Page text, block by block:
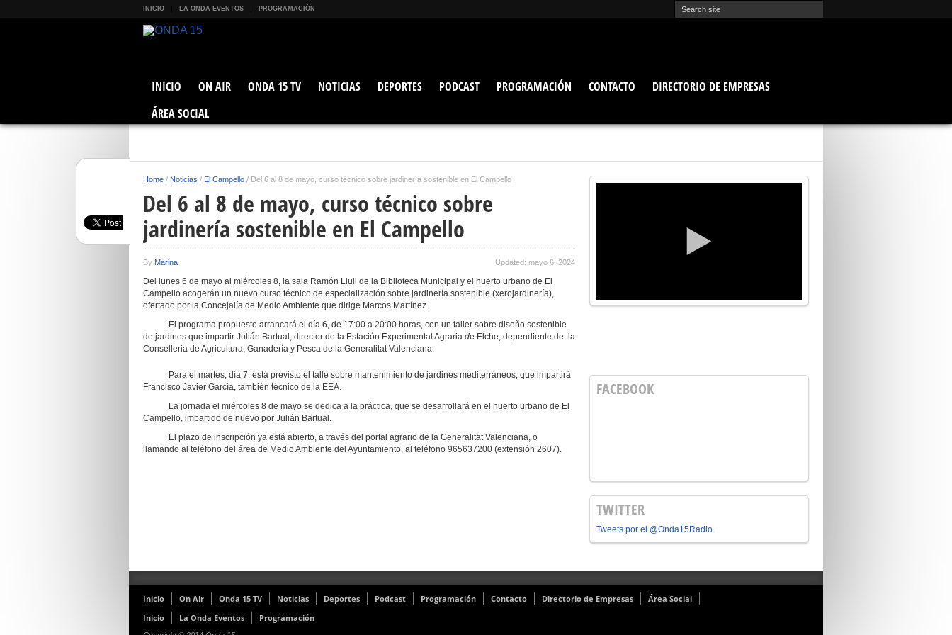
INICIO LA ONDA EVENTOS PROGRAMACIÓN
INICIO ON AIR ONDA 15 TV NOTICIAS DEPORTES PODCAST PROGRAMACIÓN CONTACTO
DIRECTORIO DE EMPRESAS
ÁREA SOCIAL
Home / Noticias / El Campello / Del 6 al 8 de mayo, curso técnico sobre jardinería sostenible en El Campello
Del 6 al 8 de mayo, curso técnico sobre
jardinería sostenible en El Campello
By Marina Updated: mayo 6, 2024
Del lunes 6 de mayo al miércoles 8, la sala Ramón Llull de la Biblioteca Municipal y el huerto urbano de El
Campello acogerán un nuevo curso técnico de especialización sobre jardinería sostenible (xerojardinería),
ofertado por la Concejalía de Medio Ambiente que dirige Marcos Martínez.
El programa propuesto arrancará el día 6, de 17:00 a 20:00 horas, con un taller sobre diseño sostenible
de jardines que impartir Julián Bartual, director de la Estación Experimental Agraria de Elche, dependiente de la
Conselleria de Agricultura, Ganadería y Pesca de la Generalitat Valenciana.
Para el martes, día 7, está previsto el talle sobre mantenimiento de jardines mediterráneos, que impartirá
Francisco Javier García, también técnico de la EEA.
La jornada el miércoles 8 de mayo se dedica a la práctica, que se desarrollará en el huerto urbano de El
Campello, impartido de nuevo por Julián Bartual.
El plazo de inscripción ya está abierto, a través del portal agrario de la Generalitat Valenciana, o
llamando al teléfono del área de Medio Ambiente del Ayuntamiento, al teléfono 965637200 (extensión 2607).
FACEBOOK
TWITTER
Tweets por el @Onda15Radio.
Inicio On Air Onda 15 TV Noticias Deportes Podcast Programación Contacto Directorio de Empresas
Área Social
Inicio
La Onda Eventos Programación